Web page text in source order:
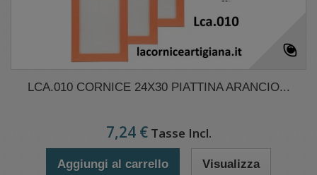
LCA.010 CORNICE 24X30 PIATTINA ARANCIO...
7,24 € Tasse Incl.
Aggiungi al carrello Visualizza